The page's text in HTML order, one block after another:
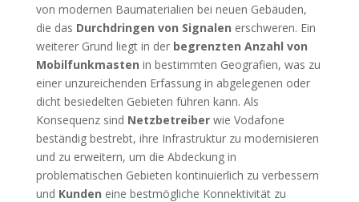
von modernen Baumaterialien bei neuen Gebäuden,
die das Durchdringen von Signalen erschweren. Ein
weiterer Grund liegt in der begrenzten Anzahl von
Mobilfunkmasten in bestimmten Geografien, was zu
einer unzureichenden Erfassung in abgelegenen oder
dicht besiedelten Gebieten führen kann. Als
Konsequenz sind Netzbetreiberwie Vodafone
beständig bestrebt, ihre Infrastruktur zu modernisieren
und zu erweitern, um die Abdeckung in
problematischen Gebieten kontinuierlich zu verbessern
und Kunden eine bestmögliche Konnektivität zu